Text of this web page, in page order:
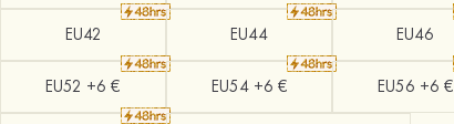
EU42 EU44 EU46
EU52 +6 € EU54 +6 € EU56 +6 €